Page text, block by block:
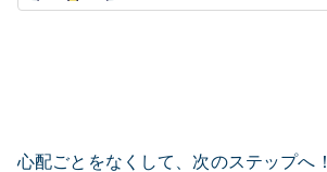
心配ごとをなくして、次のステップへ！